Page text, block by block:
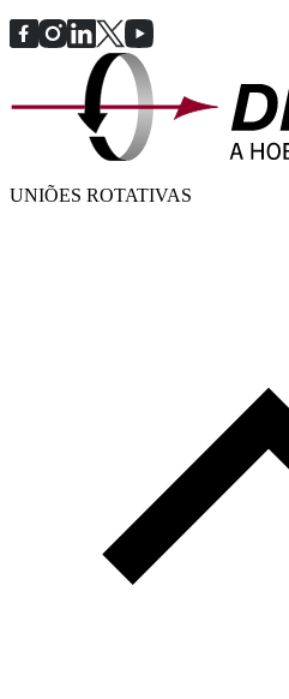
UNIÕES ROTATIVAS